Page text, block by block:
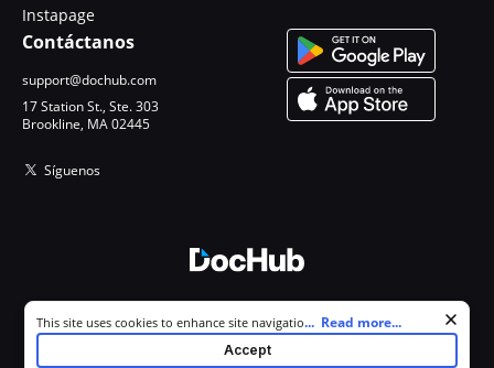
Instapage
Contáctanos
support@dochub.com
17 Station St., Ste. 303
Brookline, MA 02445
Síguenos
Todos los derechos reservados.
Cookie consent notice
This site uses cookies to enhance site navigation and personalize
your experience. By using this site you agree to our use of cookies as
described in our
. You can modify your selections by
... Read more...
Accept